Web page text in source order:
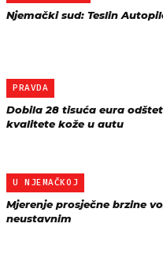
Njemački sud: Teslin
PRAVDA
Dobila 28 tisuća eura
kvalitete kože u autu
U NJEMAČKOJ
Mjerenje prosječne brzine
neustavnim